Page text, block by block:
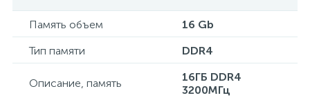
Память объем
16 Gb
Тип памяти
DDR4
Описание, память
16ГБ DDR4
3200МГц